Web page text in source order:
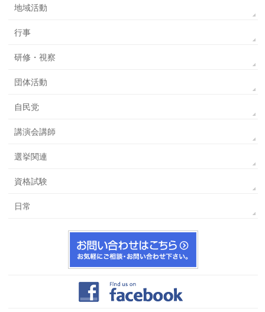
地域活動
行事
研修・視察
団体活動
自民党
講演会講師
選挙関連
資格試験
日常